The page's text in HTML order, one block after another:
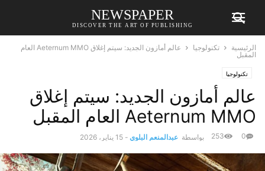
NEWSPAPER
DISCOVER THE ART OF PUBLISHING
الرئيسية تكنولوجيا
عالم أمازون الجديد: سيتم إغلاق Aeternum MMO العام
المقبل
تكنولوجيا
عالم أمازون الجديد: سيتم إغلاق
Aeternum MMO العام المقبل
بواسطة عبدالمنعم البلوي - 15 يناير، 2026 0
253